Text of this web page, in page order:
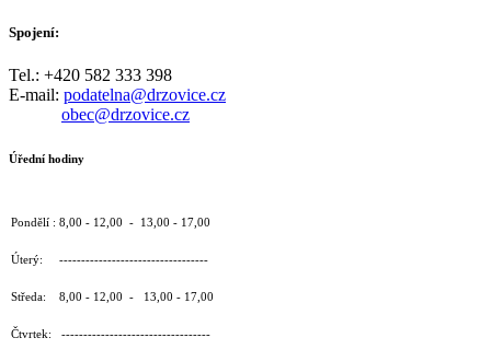
Spojení:
Tel.: +420 582 333 398
E-mail: podatelna@drzovice.cz
obec@drzovice.cz
Úřední hodiny
Pondělí : 8,00 - 12,00 - 13,00 - 17,00
Úterý: ----------------------------------
Středa: 8,00 - 12,00 - 13,00 - 17,00
Čtvrtek: ----------------------------------